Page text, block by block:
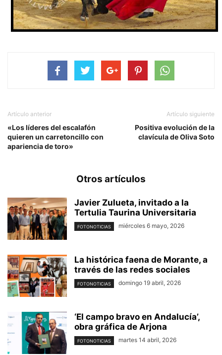
Artículo anterior
«Los líderes del escalafón
quieren un carretoncillo con
apariencia de toro»
Artículo siguiente
Positiva evolución de la
clavícula de Oliva Soto
Otros artículos
Javier Zulueta, invitado a la
Tertulia Taurina Universitaria
FOTONOTICIAS miércoles 6 mayo, 2026
La histórica faena de Morante, a
través de las redes sociales
FOTONOTICIAS domingo 19 abril, 2026
‘El campo bravo en Andalucía’,
obra gráfica de Arjona
FOTONOTICIAS martes 14 abril, 2026